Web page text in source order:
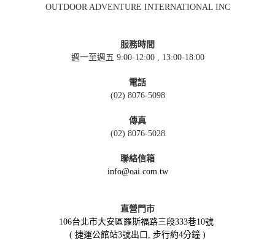
OUTDOOR ADVENTURE INTERNATIONAL INC
服務時間
週一至週五 9:00-12:00 , 13:00-18:00
電話
(02) 8076-5098
傳真
(02) 8076-5028
聯絡信箱
info@oai.com.tw
直營門市
106台北市大安區羅斯福路三段333巷10號
( 捷運公館站3號出口, 步行約4分鐘 )